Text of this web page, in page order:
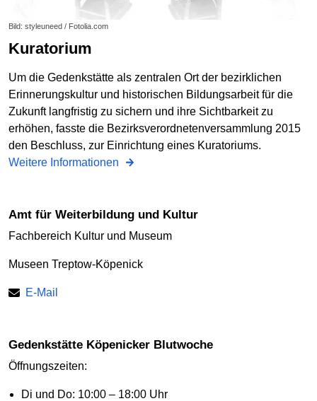
Bild: styleuneed / Fotolia.com
Kuratorium
Um die Gedenkstätte als zentralen Ort der bezirklichen
Erinnerungskultur und historischen Bildungsarbeit für die
Zukunft langfristig zu sichern und ihre Sichtbarkeit zu
erhöhen, fasste die Bezirksverordnetenversammlung 2015
den Beschluss, zur Einrichtung eines Kuratoriums.
Weitere Informationen
Amt für Weiterbildung und Kultur
Fachbereich Kultur und Museum
Museen Treptow-Köpenick
E-Mail
Gedenkstätte Köpenicker Blutwoche
Öffnungszeiten:
Di und Do: 10:00 – 18:00 Uhr